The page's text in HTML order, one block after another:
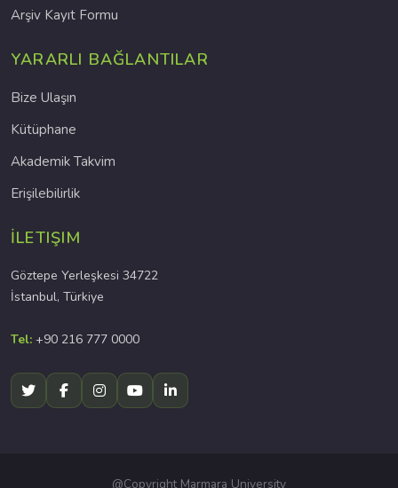
Arşiv Kayıt Formu
YARARLI BAĞLANTILAR
Bize Ulaşın
Kütüphane
Akademik Takvim
Erişilebilirlik
İLETIŞIM
Göztepe Yerleşkesi 34722
İstanbul, Türkiye
Tel: +90 216 777 0000
@Copyright Marmara University